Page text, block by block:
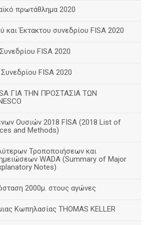
πρωτάθλημα 2020
και Έκτακτου συνεδρίου FISA 2020
FISA 2020
FISA 2020
ΓΙΑ ΤΗΝ ΠΡΟΣΤΑΣΙΑ ΤΩΝ
Ουσιών 2018 FISA (2018 List of
and Methods)
Τροποποιήσεων και
WADA (Summary of Major
Notes)
2000μ. στους αγώνες
Κωπηλασίας THOMAS KELLER